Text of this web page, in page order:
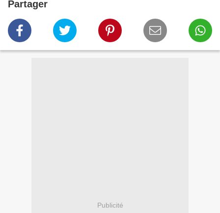
Partager
Publicité